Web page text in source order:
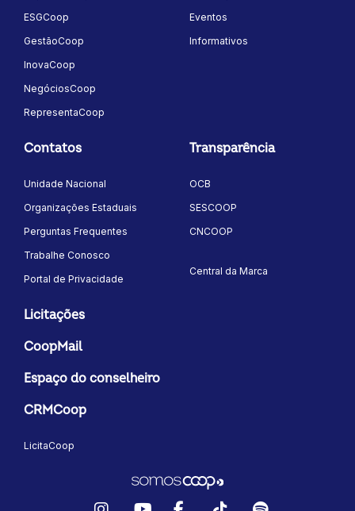
ESGCoop
GestãoCoop
InovaCoop
NegóciosCoop
RepresentaCoop
Eventos
Informativos
Contatos
Unidade Nacional
Organizações Estaduais
Perguntas Frequentes
Trabalhe Conosco
Portal de Privacidade
Transparência
OCB
SESCOOP
CNCOOP
Central da Marca
Licitações
CoopMail
Espaço do conselheiro
CRMCoop
LicitaCoop